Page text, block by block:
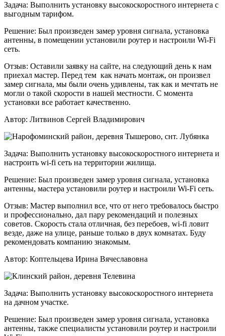
Задача: Выполнить установку высокоскоростного интернета с
выгодным тарифом.
Решение: Был произведен замер уровня сигнала, установка
антенны, в помещении установили роутер и настроили Wi-Fi
сеть.
Отзыв: Оставили заявку на сайте, на следующий день к нам
приехал мастер. Перед тем как начать монтаж, он произвел
замер сигнала, мы были очень удивлены, так как и мечтать не
могли о такой скорости в нашей местности. С момента
установки все работает качественно.
Автор: Литвинов Сергей Владимирович
Задача: Выполнить установку высокоскоростного интернета и
настроить wi-fi сеть на территории жилища.
Решение: Был произведен замер уровня сигнала, установка
антенны, мастера установили роутер и настроили Wi-Fi сеть.
Отзыв: Мастер выполнил все, что от него требовалось быстро
и профессионально, дал пару рекомендаций и полезных
советов. Скорость стала отличная, без перебоев, wi-fi ловит
везде, даже на улице, раньше только в двух комнатах. Буду
рекомендовать компанию знакомым.
Автор: Коптельцева Ирина Вячеславовна
Задача: Выполнить установку высокоскоростного интернета
на дачном участке.
Решение: Был произведен замер уровня сигнала, установка
антенны, также специалисты установили роутер и настроили